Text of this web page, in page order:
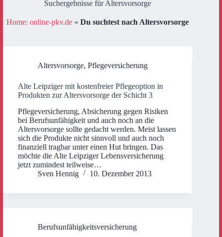
Suchergebnisse für Altersvorsorge
Home: online-pkv.de »Du suchtest nach Altersvorsorge
Altersvorsorge, Pflegeversicherung
Alte Leipziger mit kostenfreier Pflegeoption in
Produkten zur Altersvorsorge der Schicht 3
Pflegeversicherung, Absicherung gegen Risiken
bei Berufsunfähigkeit und auch noch an die
Altersvorsorge sollte gedacht werden. Meist lassen
sich die Produkte nicht sinnvoll und auch noch
finanziell tragbar unter einen Hut bringen. Das
möchte die Alte Leipziger Lebensversicherung
jetzt zumindest teilweise…
Sven Hennig
10. Dezember 2013
Berufsunfähigkeitsversicherung